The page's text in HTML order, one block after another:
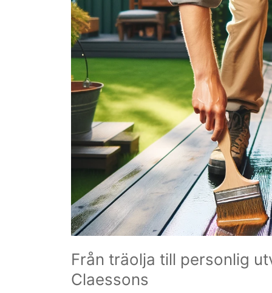
Från träolja till personlig
Claessons